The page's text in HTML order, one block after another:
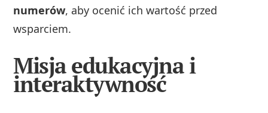
numerów, aby ocenić ich wartość przed
wsparciem.
Misja edukacyjna i
interaktywność